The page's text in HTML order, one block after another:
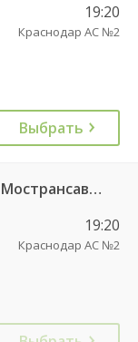
19:20
Краснодар АС №2
Выбрать
Сочи АВ — Мытищи АВ МАП ПБ 10 Мострансавто 7408
19:20
Краснодар АС №2